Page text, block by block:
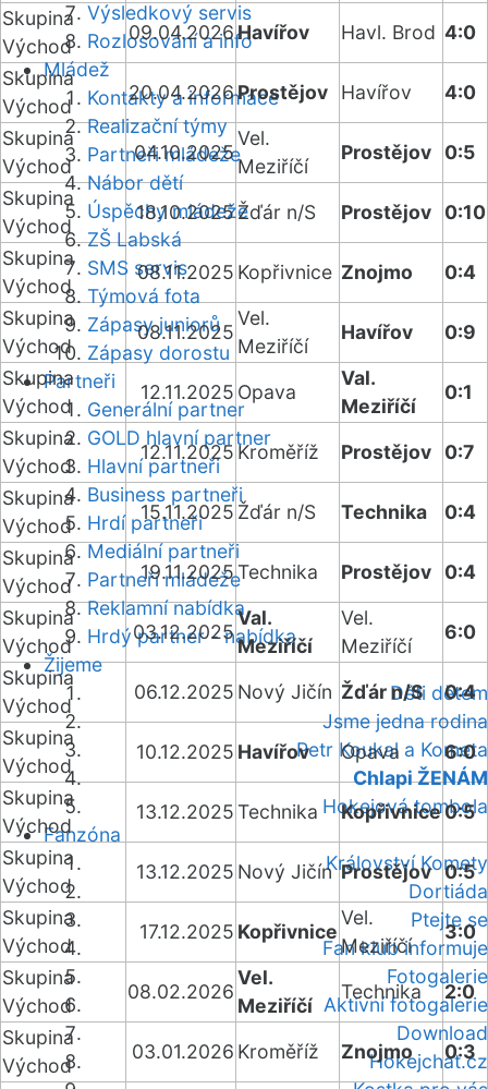
Výsledkový servis
Rozlosování a info
Mládež
Kontakty a informace
Realizační týmy
Partneři mládeže
Nábor dětí
Úspěchy mládeže
ZŠ Labská
SMS servis
Týmová fota
Zápasy juniorů
Zápasy dorostu
Partneři
Generální partner
GOLD hlavní partner
Hlavní partneři
Business partneři
Hrdí partneři
Mediální partneři
Partneři mládeže
Reklamní nabídka
Hrdý partner - nabídka
Žijeme
Děti dětem
Jsme jedna rodina
Petr Koukal a Kometa
Chlapi ŽENÁM
Hokejová tombola
Fanzóna
Království Komety
Dortiáda
Ptejte se
Fan klub informuje
Fotogalerie
Aktivní fotogalerie
Download
Hokejchat.cz
Skupina
Východ
09.04.2026Havířov Havl. Brod 4:0
Skupina
Východ
20.04.2026Prostějov Havířov
4:0
Skupina
Východ
04.10.2025
Vel.
Meziříčí
Prostějov
0:5
Skupina
Východ
18.10.2025Žďár n/S Prostějov
0:10
Skupina
Východ
08.11.2025 Kopřivnice Znojmo
0:4
Skupina
Východ
08.11.2025
Vel.
Meziříčí
Havířov
0:9
Skupina
Východ
12.11.2025 Opava
Val.
Meziříčí
0:1
Skupina
Východ
12.11.2025Kroměříž Prostějov
0:7
Skupina
Východ
15.11.2025 Žďár n/S Technika
0:4
Skupina
Východ
19.11.2025Technika Prostějov
0:4
Skupina
Východ
03.12.2025
Val.
Meziříčí
Vel.
Meziříčí
6:0
Skupina
Východ
06.12.2025 Nový Jičín Žďár n/S
0:4
Skupina
Východ
10.12.2025 Havířov Opava
6:0
Skupina
Východ
13.12.2025Technika Kopřivnice0:5
Skupina
Východ
13.12.2025 Nový Jičín Prostějov 0:5
Skupina
Východ
17.12.2025 Kopřivnice
Vel.
Meziříčí
3:0
Skupina
Východ
08.02.2026
Vel.
Meziříčí
Technika
2:0
Skupina
Východ
03.01.2026 Kroměříž Znojmo
0:3